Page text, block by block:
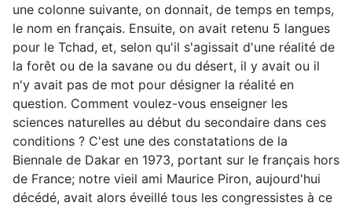
une colonne suivante, on donnait, de temps en temps,
le nom en français. Ensuite, on avait retenu 5 langues
pour le Tchad, et, selon qu'il s'agissait d'une réalité de
la forêt ou de la savane ou du désert, il y avait ou il
n'y avait pas de mot pour désigner la réalité en
question. Comment voulez-vous enseigner les
sciences naturelles au début du secondaire dans ces
conditions ? C'est une des constatations de la
Biennale de Dakar en 1973, portant sur le français hors
de France; notre vieil ami Maurice Piron, aujourd'hui
décédé, avait alors éveillé tous les congressistes à ce